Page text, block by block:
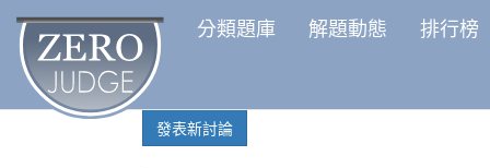
分類題庫 解題動態 排行榜
發表新討論